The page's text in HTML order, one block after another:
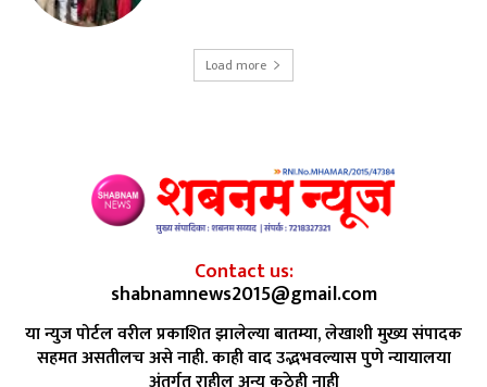
Load more
Contact us:
shabnamnews2015@gmail.com
या न्युज पोर्टल वरील प्रकाशित झालेल्या बातम्या, लेखाशी मुख्य संपादक
सहमत असतीलच असे नाही. काही वाद उद्भभवल्यास पुणे न्यायालया